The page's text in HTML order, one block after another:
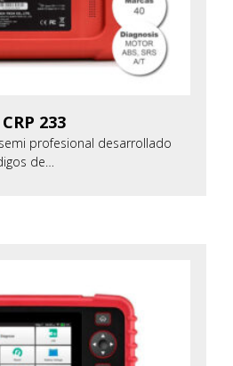
CRP 233
profesional desarrollado
de…